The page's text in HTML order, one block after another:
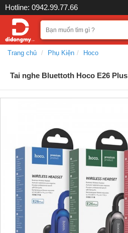
Hotline: 0942.99.77.66
Trang chủ Phụ Kiện Hoco
Tai nghe Bluettoth Hoco E26 Plus